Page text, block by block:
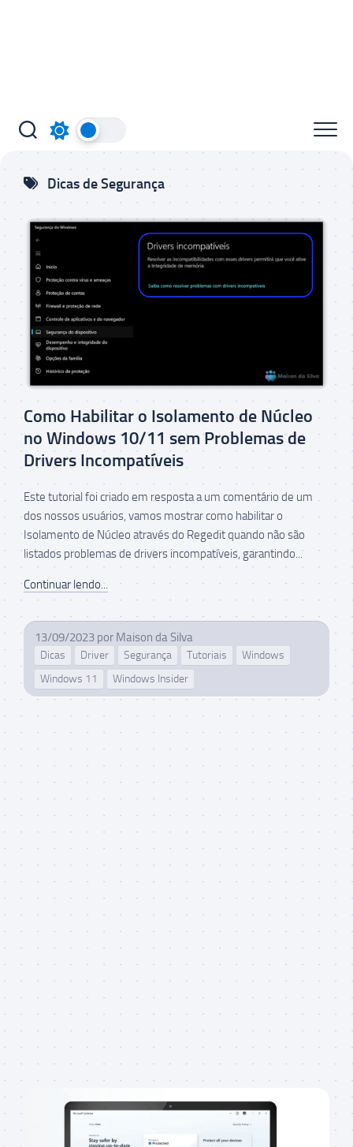
Dicas de Segurança
Como Habilitar o Isolamento de Núcleo
no Windows 10/11 sem Problemas de
Drivers Incompatíveis
Este tutorial foi criado em resposta a um comentário de um
dos nossos usuários, vamos mostrar como habilitar o
Isolamento de Núcleo através do Regedit quando não são
listados problemas de drivers incompatíveis, garantindo...
Continuar lendo...
13/09/2023 por Maison da Silva
Dicas Driver Segurança Tutoriais
Windows
Windows 11
Windows Insider